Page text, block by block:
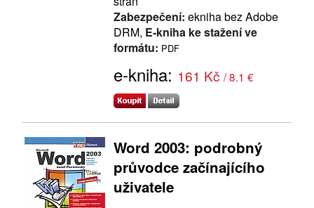
Zabezpečení: ekniha bez Adobe
DRM, E-kniha ke stažení ve
formátu: PDF
e-kniha: 161 Kč / 8.1 €
Word 2003: podrobný
průvodce začínajícího
uživatele